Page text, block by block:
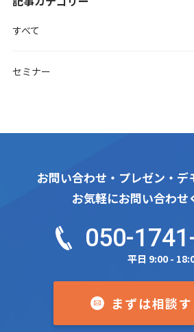
すべて
セミナー
お問い合わせ・プレゼン・デ
お気軽にお問い合わせ
050-
平日 9:00 -
まずは相談す